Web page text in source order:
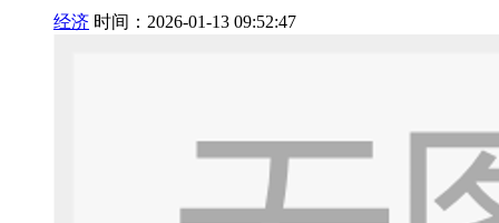
经济 时间：2026-01-13 09:52:47